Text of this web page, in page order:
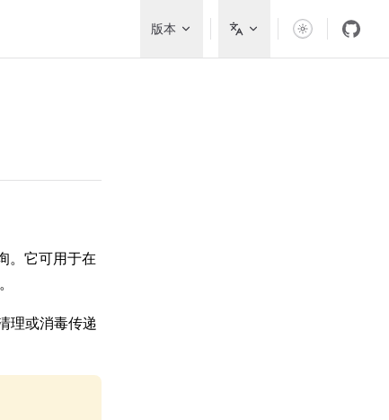
版本
。它可用于在
理或消毒传递